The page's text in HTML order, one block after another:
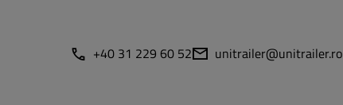
+40 31 229 60 52 unitrailer@unitrailer.ro